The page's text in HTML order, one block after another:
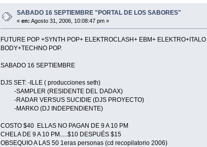
SABADO 16 SEPTIEMBRE "PORTAL DE LOS SABORES"
«en: Agosto 31, 2006, 10:08:47 pm »
FUTURE POP +SYNTH POP+ ELEKTROCLASH+ EBM+
BODY+TECHNO POP.
SABADO 16 SEPTIEMBRE
DJS SET: -ILLE ( producciones seth)
-SAMPLER (RESIDENTE DEL DADAX)
-RADAR VERSUS SUCIDIE (DJS PROYECTO)
-MARKO (DJ INDEPENDIENTE)
COSTO $40 ELLAS NO PAGAN DE 9 A 10 PM
CHELA DE 9 A 10 PM.....$10 DESPUÉS $15
OBSEQUIO A LAS 50 1eras personas (cd recopilatorio 2006)